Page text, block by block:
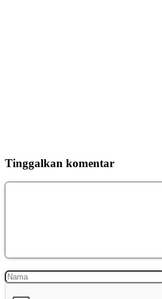
Tinggalkan komentar
Komentar
Nama